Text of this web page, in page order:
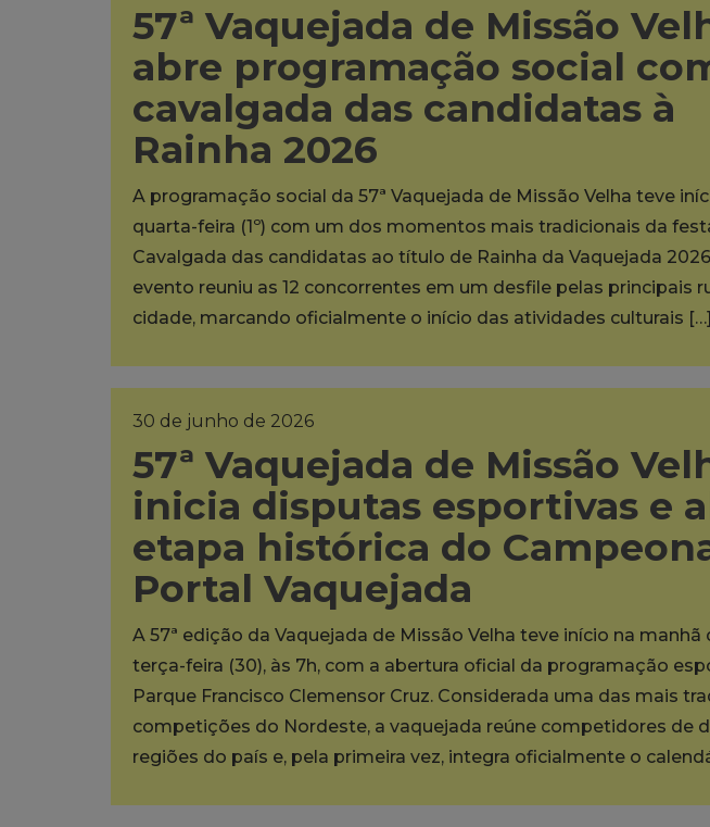
57ª Vaquejada de Missão
abre programação social
cavalgada das candidatas à
Rainha 2026
A programação social da 57ª Vaquejada de Missão Velha teve
quarta-feira (1º) com um dos momentos mais tradicionais da
Cavalgada das candidatas ao título de Rainha da Vaquejada
evento reuniu as 12 concorrentes em um desfile pelas principais
cidade, marcando oficialmente o início das atividades culturais […]
30 de junho de 2026
57ª Vaquejada de Missão
inicia disputas esportivas e
etapa histórica do
Portal Vaquejada
A 57ª edição da Vaquejada de Missão Velha teve início na manhã
terça-feira (30), às 7h, com a abertura oficial da programação
Parque Francisco Clemensor Cruz. Considerada uma das mais
competições do Nordeste, a vaquejada reúne competidores de
regiões do país e, pela primeira vez, integra oficialmente o